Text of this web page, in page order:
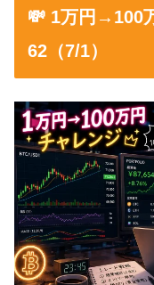
💸 1万円→100
62（7/1）